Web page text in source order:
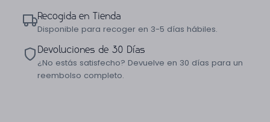
Recogida en Tienda
Disponible para recoger en 3-5 días hábiles.
Devoluciones de 30 Días
¿No estás satisfecho? Devuelve en 30 días para un
reembolso completo.